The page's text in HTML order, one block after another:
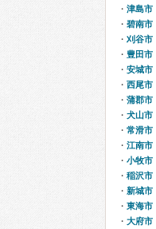
津島市
碧南市
刈谷市
豊田市
安城市
西尾市
蒲郡市
犬山市
常滑市
江南市
小牧市
稲沢市
新城市
東海市
大府市